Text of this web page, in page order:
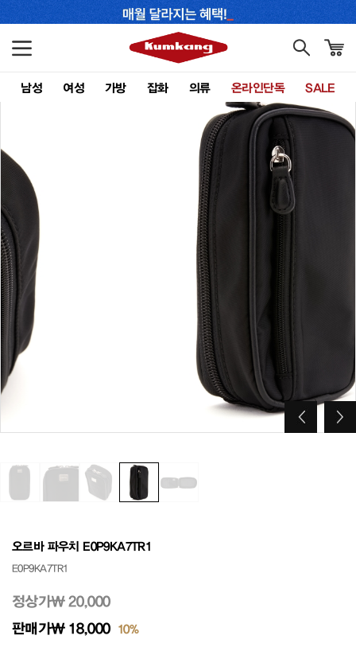
남성 여성 가방 잡화 의류 온라인단독 SALE
오르바 파우치 E0P9KA7TR1
E0P9KA7TR1
정상가₩ 20,000
판매가₩ 18,000 10%